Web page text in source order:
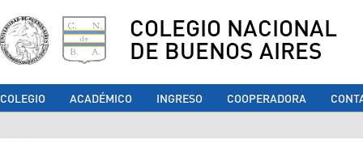
COLEGIO NACIONAL
DE BUENOS AIRES
COLEGIO ACADÉMICO INGRESO COOPERADORA